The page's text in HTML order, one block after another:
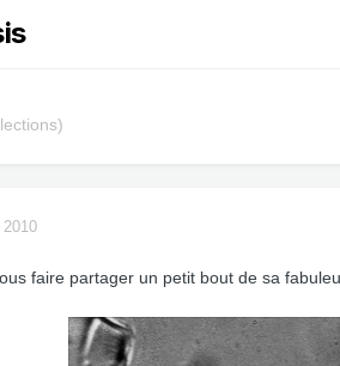
faire partager un petit bout de sa